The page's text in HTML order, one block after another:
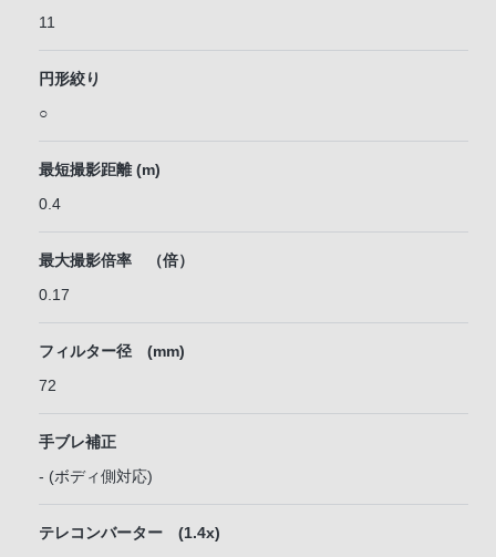
11
円形絞り
○
最短撮影距離 (m)
0.4
最大撮影倍率 （倍）
0.17
フィルター径 (mm)
72
手ブレ補正
- (ボディ側対応)
テレコンバーター (1.4x)